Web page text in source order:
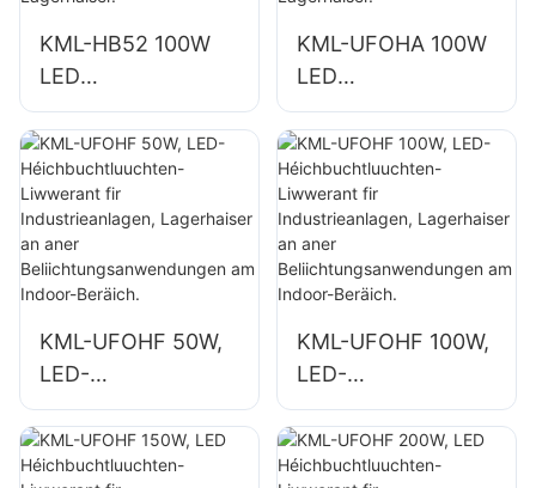
KML-HB52 100W
LED
Héichbuchtluuchte
n fir Indoor Raim
wéi
Industriefabriken a
Lagerhaiser.
KML-UFOHA 100W
LED
Héichbuchtluuchte
n fir Indoor Raim
wéi
Industriefabriken a
Lagerhaiser.
KML-UFOHF 50W,
LED-
Héichbuchtluuchte
n-Liwwerant fir
Industrieanlagen,
KML-UFOHF 100W,
LED-
Héichbuchtluuchte
n-Liwwerant fir
Industrieanlagen,